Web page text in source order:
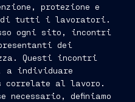
protezione e
di tutti i lavoratori.
ogni sito, incontri
dei
Questi incontri
a individuare
al lavoro.
definiamo